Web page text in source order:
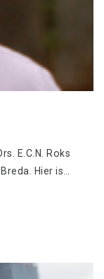
E.C.N. Roks
Hier is…